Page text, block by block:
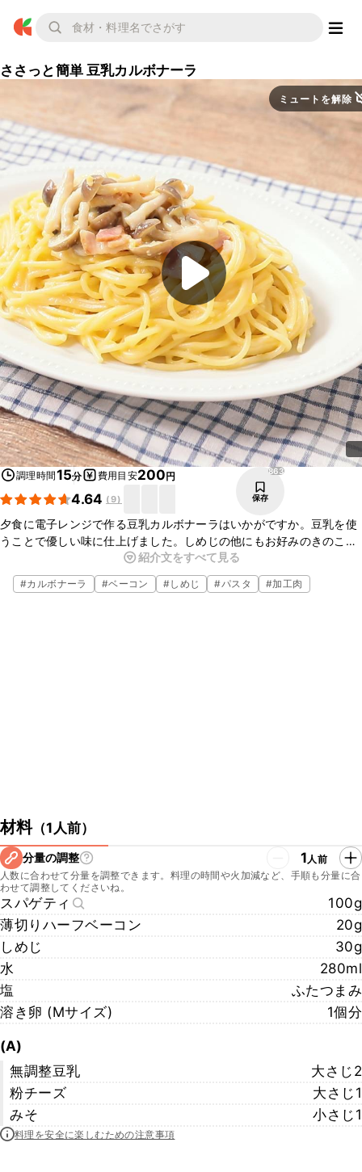
ささっと簡単 豆乳カルボナーラ
ミュートを解除
調理時間15分 費用目安200円
4.64 (9)
863
保存
夕食に電子レンジで作る豆乳カルボナーラはいかがですか。豆乳を使
うことで優しい味に仕上げました。しめじの他にもお好みのきのこを
加えてアレンジするのもおすすめです。ささっとお手軽にお作りいた
だけますので、ぜひお試しくださいね。
紹介文をすべて見る
#カルボナーラ #ベーコン #しめじ #パスタ #加工肉
材料（1人前）
分量の調整 1人前
人数に合わせて分量を調整できます。料理の時間や火加減など、手順も分量に合
わせて調整してくださいね。
スパゲティ
100g
薄切りハーフベーコン
20g
しめじ
30g
水
280ml
塩
ふたつまみ
溶き卵 (Mサイズ)
1個分
(A)
無調整豆乳
大さじ2
粉チーズ
大さじ1
みそ
小さじ1
料理を安全に楽しむための注意事項